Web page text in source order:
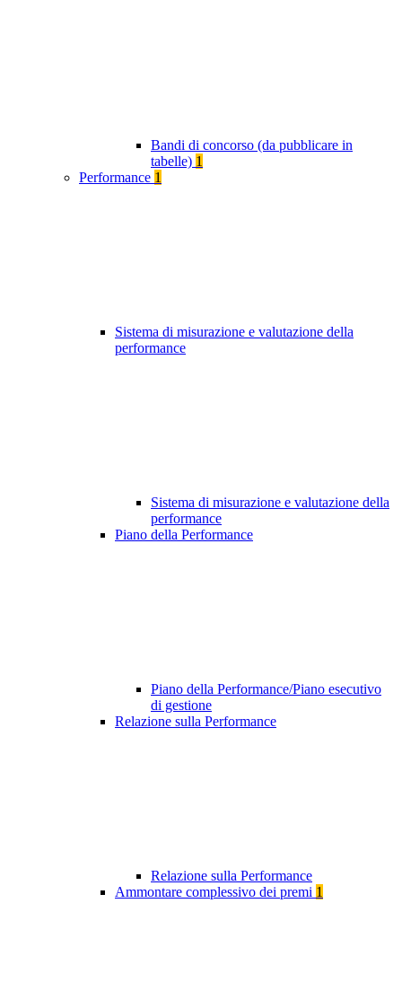
Bandi di concorso (da pubblicare in
tabelle) 1
Performance 1
Sistema di misurazione e valutazione della
performance
Sistema di misurazione e valutazione della
performance
Piano della Performance
Piano della Performance/Piano esecutivo
di gestione
Relazione sulla Performance
Relazione sulla Performance
Ammontare complessivo dei premi 1